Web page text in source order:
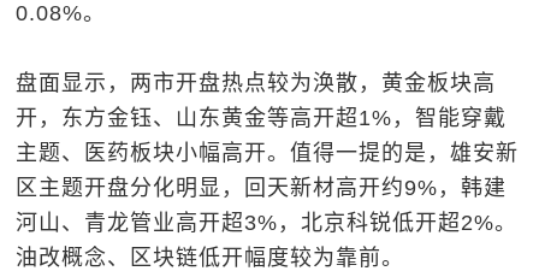
0.08%。
盘面显示，两市开盘热点较为涣散，黄金板块高
开，东方金钰、山东黄金等高开超1%，智能穿戴
主题、医药板块小幅高开。值得一提的是，雄安新
区主题开盘分化明显，回天新材高开约9%，韩建
河山、青龙管业高开超3%，北京科锐低开超2%。
油改概念、区块链低开幅度较为靠前。